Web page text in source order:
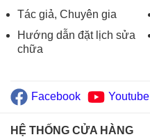
Tác giả, Chuyên gia
Hướng dẫn đặt lịch sửa
chữa
Facebook Youtube
HỆ THỐNG CỬA HÀNG